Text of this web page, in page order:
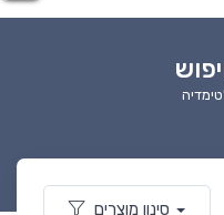
סינון מוצרים